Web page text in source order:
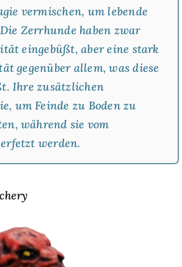
vermischen, um lebende
Zerrhunde haben zwar
eingebüßt, aber eine stark
gegenüber allem, was diese
Ihre zusätzlichen
um Feinde zu Boden zu
während sie vom
werden.